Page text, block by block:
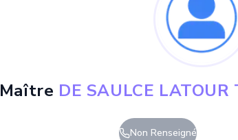
Maître DE SAULCE
Non Renseigné